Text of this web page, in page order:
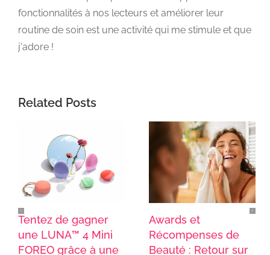
fonctionnalités à nos lecteurs et améliorer leur
routine de soin est une activité qui me stimule et que
j'adore !
Related Posts
Tentez de gagner
une LUNA™ 4 Mini
FOREO grâce à une
Awards et
Récompenses de
Beauté : Retour sur